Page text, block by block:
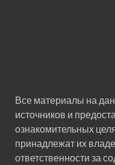
Все материалы на
источников и
ознакомительных
принадлежат их
ответственности за